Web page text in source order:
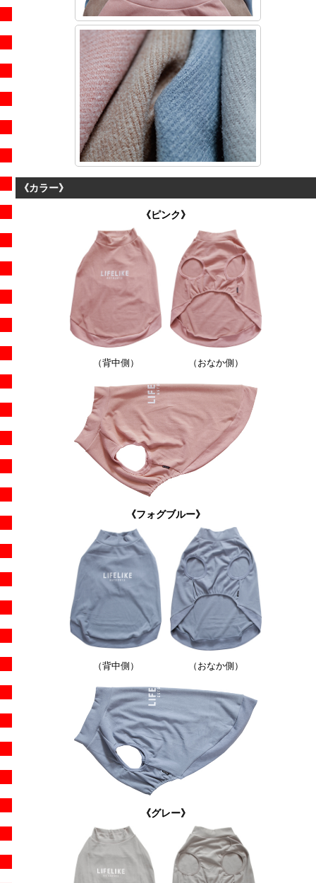
《カラー》
《ピンク》
（背中側） （おなか側）
《フォグブルー》
（背中側） （おなか側）
《グレー》